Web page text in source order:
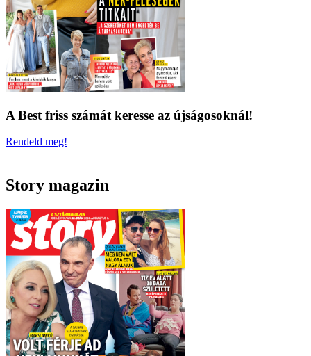
A Best friss számát keresse az újságosoknál!
Rendeld meg!
Story magazin